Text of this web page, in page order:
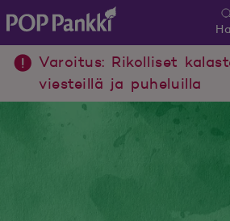
POP Pankki, etusivulle
Varoitus: Rikolliset
viesteillä ja puheluilla